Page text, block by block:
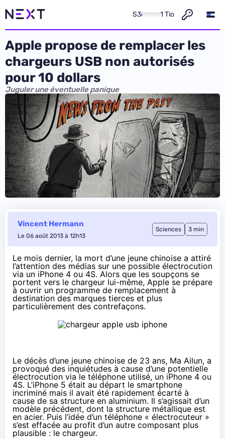
S3 1 Tio
Apple propose de remplacer les
chargeurs USB non autorisés
pour 10 dollars
Juguler une éventuelle panique
Vincent Hermann
Le 06 août 2013 à 12h13
Sciences 3 min
Le mois dernier, la mort d’une jeune chinoise a attiré
l’attention des médias sur une possible électrocution
via un iPhone 4 ou 4S. Alors que les soupçons se
portent vers le chargeur lui-même, Apple se prépare
à ouvrir un programme de remplacement à
destination des marques tierces et plus
particulièrement des contrefaçons.
Le décès d’une jeune chinoise de 23 ans, Ma Ailun, a
provoqué des inquiétudes à cause d’une potentielle
électrocution via le téléphone utilisé, un iPhone 4 ou
4S. L’iPhone 5 était au départ le smartphone
incriminé mais il avait été rapidement écarté à
cause de sa structure en aluminium. Il s’agissait d’un
modèle précédent, dont la structure métallique est
en acier. Puis l’idée d’un téléphone « électrocuteur »
s’est effacée au profit d’un autre composant plus
plausible : le chargeur.